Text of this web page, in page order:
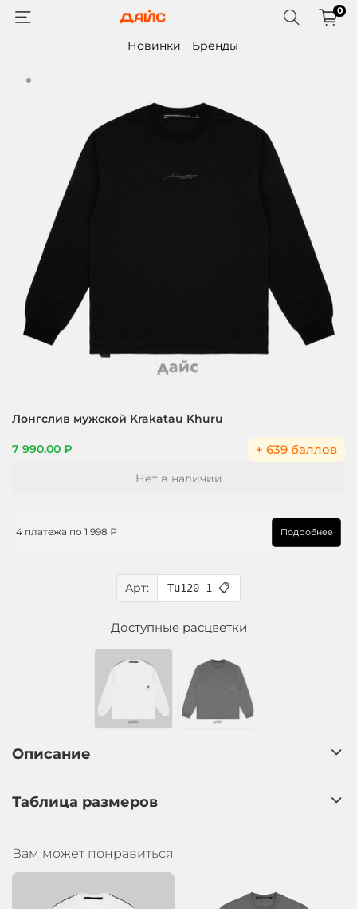
0
Новинки Бренды
Лонгслив мужской Krakatau Khuru
7 990.00 ₽ + 639 баллов
Арт: Tu120-1 📋
Нет в наличии
4 платежа по 1 998 ₽ Подробнее
Доступные расцветки
Описание
Таблица размеров
Вам может понравиться